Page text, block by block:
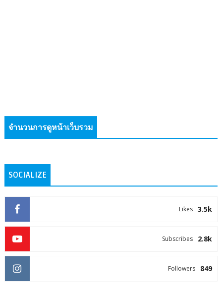
จำนวนการดูหน้าเว็บรวม
SOCIALIZE
3.5k
Likes
2.8k
Subscribes
849
Followers